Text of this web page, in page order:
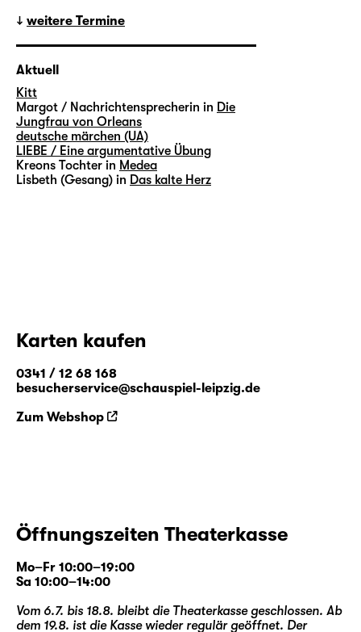
weitere Termine
Aktuell
Kitt
Margot / Nachrichtensprecherin in Die
Jungfrau von Orleans
deutsche märchen (UA)
LIEBE / Eine argumentative Übung
Kreons Tochter in Medea
Lisbeth (Gesang) in Das kalte Herz
Karten kaufen
0341 / 12 68 168
besucherservice@schauspiel-leipzig.de
Zum Webshop
Öffnungszeiten Theaterkasse
Mo–Fr 10:00–19:00
Sa 10:00–14:00
Vom 6.7. bis 18.8. bleibt die Theaterkasse geschlossen. Ab
dem 19.8. ist die Kasse wieder regulär geöffnet. Der